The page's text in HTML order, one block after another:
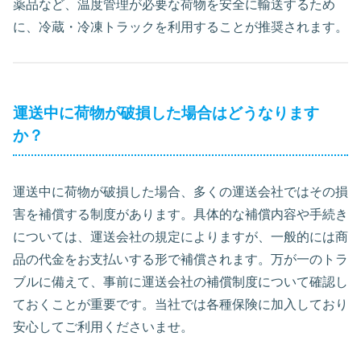
薬品など、温度管理が必要な荷物を安全に輸送するため
に、冷蔵・冷凍トラックを利用することが推奨されます。
運送中に荷物が破損した場合はどうなります
か？
運送中に荷物が破損した場合、多くの運送会社ではその損
害を補償する制度があります。具体的な補償内容や手続き
については、運送会社の規定によりますが、一般的には商
品の代金をお支払いする形で補償されます。万が一のトラ
ブルに備えて、事前に運送会社の補償制度について確認し
ておくことが重要です。当社では各種保険に加入しており
安心してご利用くださいませ。